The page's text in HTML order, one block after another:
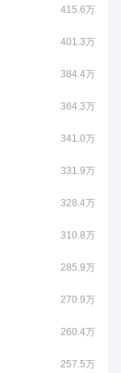
415.6万
401.3万
384.4万
364.3万
341.0万
331.9万
328.4万
310.8万
285.9万
270.9万
260.4万
257.5万